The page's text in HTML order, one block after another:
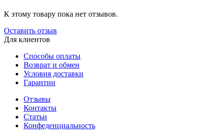
К этому товару пока нет отзывов.
Оставить отзыв
Для клиентов
Способы оплаты
Возврат и обмен
Условия доставки
Гарантии
Отзывы
Контакты
Статьи
Конфеденциальность